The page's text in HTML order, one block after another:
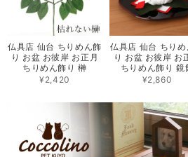
仏具店 仙台 ちりめん飾
り お盆 お彼岸 お正月
ちりめん飾り 榊
¥2,420
仏具店 仙台 ちりめ
り お盆 お彼岸 お
ちりめん飾り 鏡
¥2,860